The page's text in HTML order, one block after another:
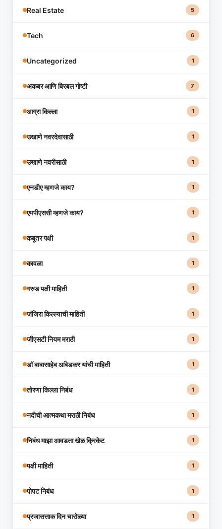
Real Estate 5
Tech 6
Uncategorized 1
अकबर आणि बिरबल गोष्टी 7
आग्रा किल्ला 1
उखाणे नवरदेवासाठी 1
उखाणे नवरीसाठी 1
एनडीए म्हणजे काय? 1
एमपीएससी म्हणजे काय? 1
कबूतर पक्षी 1
कावळा 1
गरुड पक्षी माहिती 1
जंजिरा किल्ल्याची माहिती 1
जीएसटी नियम मराठी 1
डॉ बाबासाहेब आंबेडकर यांची माहिती 1
तोरणा किल्ला निबंध 1
नदीची आत्मकथा मराठी निबंध 1
निबंध माझा आवडता खेळ क्रिकेट 1
पक्षी माहिती 1
पोपट निबंध 1
प्रजासत्ताक दिन चारोळ्या 1